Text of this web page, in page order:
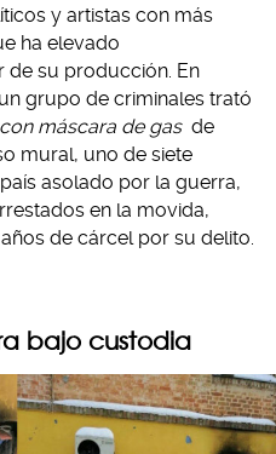
y artistas con más
ha elevado
de su producción. En
grupo de criminales trató
máscara de gas de
mural, uno de siete
asolado por la guerra,
en la movida,
de cárcel por su delito.
bajo custodia